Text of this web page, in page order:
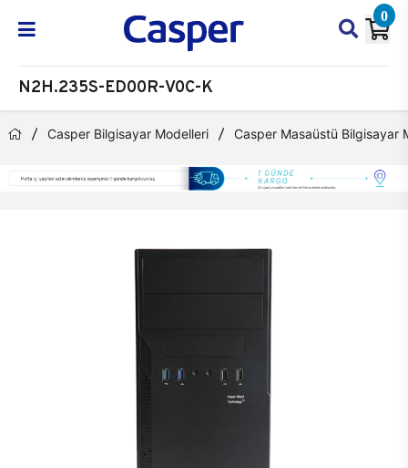
0
N2H.235S-ED00R-V0C-K
Casper Bilgisayar Modelleri Casper Masaüstü Bilgisayar